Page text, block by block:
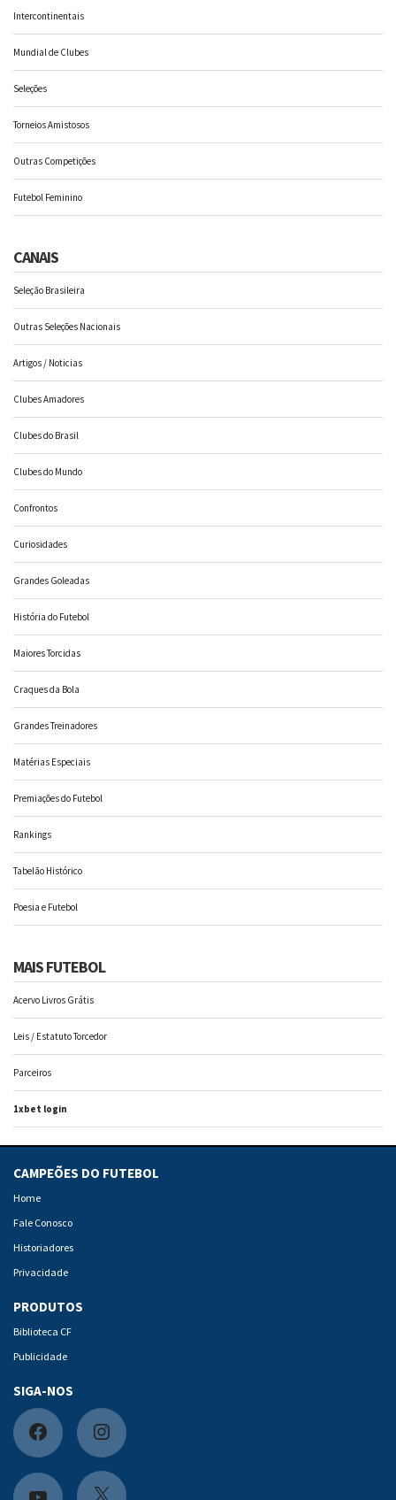
Intercontinentais
Mundial de Clubes
Seleções
Torneios Amistosos
Outras Competições
Futebol Feminino
CANAIS
Seleção Brasileira
Outras Seleções Nacionais
Artigos / Noticias
Clubes Amadores
Clubes do Brasil
Clubes do Mundo
Confrontos
Curiosidades
Grandes Goleadas
História do Futebol
Maiores Torcidas
Craques da Bola
Grandes Treinadores
Matérias Especiais
Premiações do Futebol
Rankings
Tabelão Histórico
Poesia e Futebol
MAIS FUTEBOL
Acervo Livros Grátis
Leis / Estatuto Torcedor
Parceiros
1xbet login
CAMPEÕES DO FUTEBOL
Home
Fale Conosco
Historiadores
Privacidade
PRODUTOS
Biblioteca CF
Publicidade
SIGA-NOS
F
a
I
n